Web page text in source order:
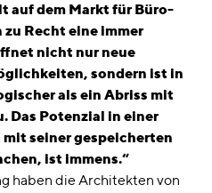
auf dem Markt für Büro-
Recht eine immer
nicht nur neue
sondern ist in
als ein Abriss mit
Das Potenzial in einer
mit seiner gespeicherten
ist immens.“
haben die Architekten von